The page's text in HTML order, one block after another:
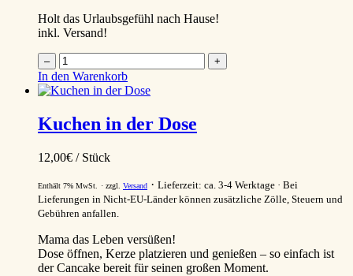
Holt das Urlaubsgefühl nach Hause!
inkl. Versand!
–
Riesling
Gin
Menge
+
In den Warenkorb
Kuchen in der Dose
12,00€ / Stück
Enthält 7% MwSt. zzgl. Versand Lieferzeit: ca. 3-4 Werktage
Bei
Lieferungen in Nicht-EU-Länder können zusätzliche Zölle, Steuern und
Gebühren anfallen.
Mama das Leben versüßen!
Dose öffnen, Kerze platzieren und genießen – so einfach ist
der Cancake bereit für seinen großen Moment.